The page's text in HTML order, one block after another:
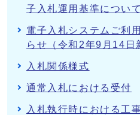
子入札運用基準について
電子入札システムご利
らせ（令和2年9月14日
入札関係様式
通常入札における受付
入札執行時における工